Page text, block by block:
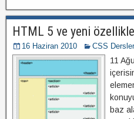
HTML 5 ve yeni
16 Haziran 2010 CSS
11
baz